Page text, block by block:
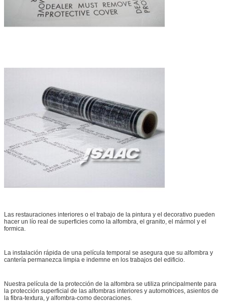
Las restauraciones interiores o el trabajo de la pintura y el decorativo pueden
hacer un lío real de superficies como la alfombra, el granito, el mármol y el
formica.
La instalación rápida de una película temporal se asegura que su alfombra y
cantería permanezca limpia e indemne en los trabajos del edificio.
Nuestra película de la protección de la alfombra se utiliza principalmente para
la protección superficial de las alfombras interiores y automotrices, asientos de
la fibra-textura, y alfombra-como decoraciones.